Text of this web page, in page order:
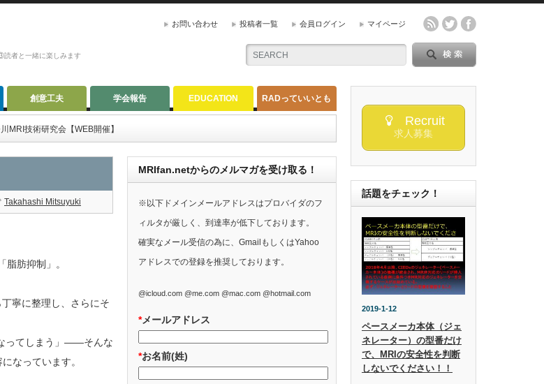
者と一緒に楽しみます
お問い合わせ 投稿者一覧 会員ログイン マイページ
創意工夫 学会報告 EDUCATION RADっていいとも
MRI技術研究会【WEB開催】
Takahashi Mitsuyuki
肪抑制」。
寧に整理し、さらにそ
ってしまう」――そんな
なっています。
MRIfan.netからのメルマガを受け取る！
※以下ドメインメールアドレスはプロバイダのフ
ィルタが厳しく、到達率が低下しております。
確実なメール受信の為に、GmailもしくはYahoo
アドレスでの登録を推奨しております。
@icloud.com @me.com @mac.com @hotmail.com
*メールアドレス
*お名前(姓)
Recruit
求人募集
話題をチェック！
2019-1-12
ペースメーカ本体（ジェ
ネレーター）の型番だけ
で、MRIの安全性を判断
しないでください！！